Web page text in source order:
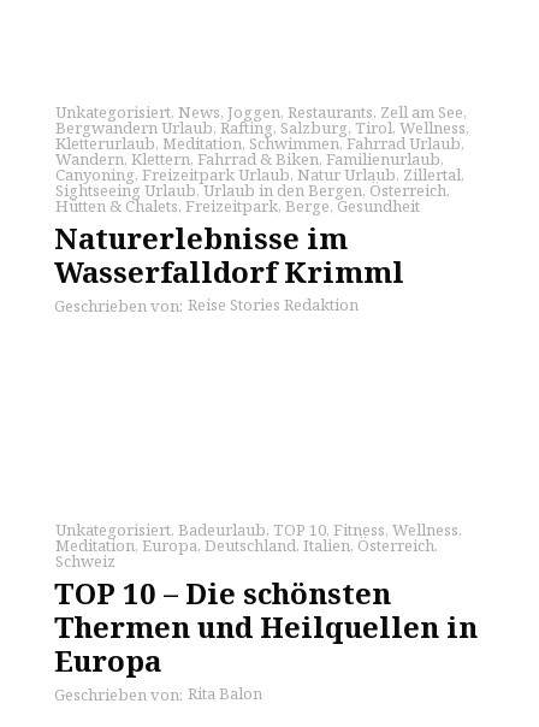
Unkategorisiert, News, Joggen, Restaurants, Zell am See,
Bergwandern Urlaub, Rafting, Salzburg, Tirol, Wellness,
Kletterurlaub, Meditation, Schwimmen,Fahrrad Urlaub,
Wandern, Klettern, Fahrrad & Biken, Familienurlaub,
Canyoning, Freizeitpark Urlaub, Natur Urlaub, Zillertal,
Sightseeing Urlaub,Urlaub in den Bergen, Österreich,
Hütten & Chalets, Freizeitpark, Berge,Gesundheit
Naturerlebnisse im
Wasserfalldorf Krimml
Geschrieben von: Reise Stories Redaktion
Unkategorisiert, Badeurlaub, TOP 10, Fitness, Wellness,
Meditation, Europa, Deutschland, Italien, Österreich,
Schweiz
TOP 10 – Die schönsten
Thermen und Heilquellen in
Europa
Geschrieben von: Rita Balon